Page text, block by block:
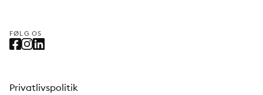
FØLG OS
Privatlivspolitik